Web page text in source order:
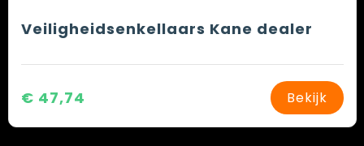
Veiligheidsenkellaars Kane dealer
€ 47,74 Bekijk